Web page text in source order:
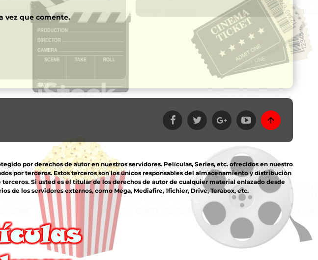
vez que comente.
por derechos de autor en nuestros servidores. Películas, Series, etc. ofrecidos en nuestro
por terceros. Estos terceros son los únicos responsables del almacenamiento y distribución
Si usted es el titular de los derechos de autor de cualquier material enlazado desde
de los servidores externos, como Mega, Mediafire, 1fichier, Drive, Terabox, etc.